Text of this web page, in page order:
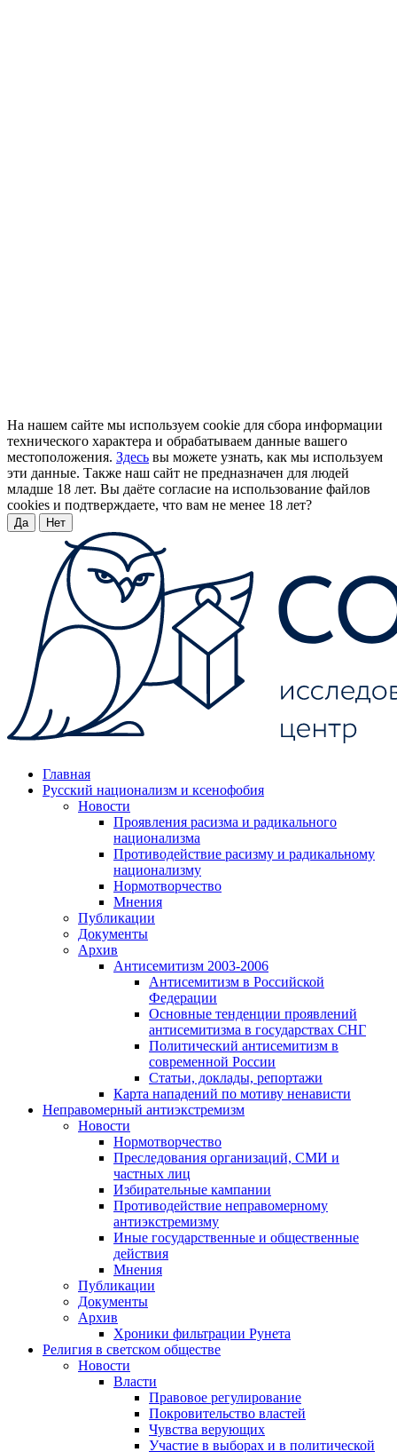
На нашем сайте мы используем cookie для сбора информации
технического характера и обрабатываем данные вашего
местоположения. Здесь вы можете узнать, как мы используем
эти данные. Также наш сайт не предназначен для людей
младше 18 лет. Вы даёте согласие на использование файлов
cookies и подтверждаете, что вам не менее 18 лет?
Да Нет
Главная
Русский национализм и ксенофобия
Новости
Проявления расизма и радикального
национализма
Противодействие расизму и радикальному
национализму
Нормотворчество
Мнения
Публикации
Документы
Архив
Антисемитизм 2003-2006
Антисемитизм в Российской
Федерации
Основные тенденции проявлений
антисемитизма в государствах СНГ
Политический антисемитизм в
современной России
Статьи, доклады, репортажи
Карта нападений по мотиву ненависти
Неправомерный антиэкстремизм
Новости
Нормотворчество
Преследования организаций, СМИ и
частных лиц
Избирательные кампании
Противодействие неправомерному
антиэкстремизму
Иные государственные и общественные
действия
Мнения
Публикации
Документы
Архив
Хроники фильтрации Рунета
Религия в светском обществе
Новости
Власти
Правовое регулирование
Покровительство властей
Чувства верующих
Участие в выборах и в политической